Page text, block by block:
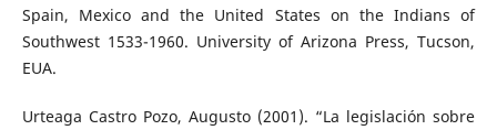
Spain, Mexico and the United States on the Indians of
Southwest 1533-1960. University of Arizona Press, Tucson,
EUA.
Urteaga Castro Pozo, Augusto (2001). “La legislación sobre